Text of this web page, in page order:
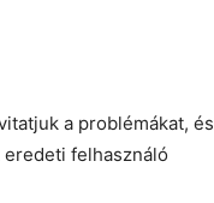
a problémákat, és
felhasználó